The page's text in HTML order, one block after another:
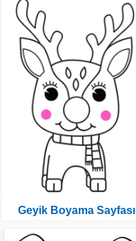
Geyik Boyama Sayfası